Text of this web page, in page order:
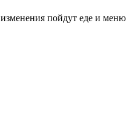
пойдут еде и меню